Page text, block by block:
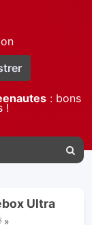
: bons
!
Ultra
»